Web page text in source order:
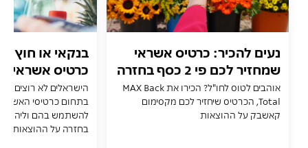
נעים להכיר: כרטיס אשראי
שמחזיר לכם פי 2 כסף בחזרה
אוהבים לטוס לחו"ל? הכירו את MAX Back
Total, הכרטיס שיחזיר לכם מקסימום
קאשבק על ההוצאות
בנקאי או חוץ
כרטיס אשראי
לכם?
הישראלים לא רוצים
בתחום כרטיסי
להשתמש בהם
בחזרה על ההוצאות.